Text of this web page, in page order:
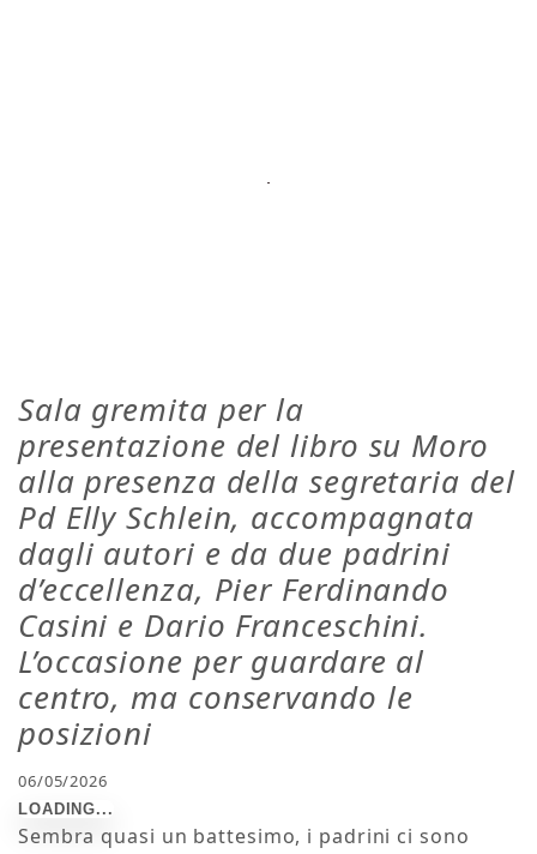
Sala gremita per la
presentazione del libro su Moro
alla presenza della segretaria del
Pd Elly Schlein, accompagnata
dagli autori e da due padrini
d’eccellenza, Pier Ferdinando
Casini e Dario Franceschini.
L’occasione per guardare al
centro, ma conservando le
posizioni
06/05/2026
Sembra quasi un battesimo, i padrini ci sono